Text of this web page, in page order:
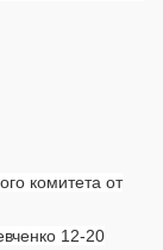
комитета от
12-20